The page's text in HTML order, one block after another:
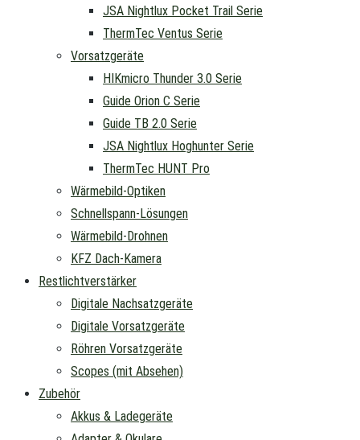
JSA Nightlux Pocket Trail Serie
ThermTec Ventus Serie
Vorsatzgeräte
HIKmicro Thunder 3.0 Serie
Guide Orion C Serie
Guide TB 2.0 Serie
JSA Nightlux Hoghunter Serie
ThermTec HUNT Pro
Wärmebild-Optiken
Schnellspann-Lösungen
Wärmebild-Drohnen
KFZ Dach-Kamera
Restlichtverstärker
Digitale Nachsatzgeräte
Digitale Vorsatzgeräte
Röhren Vorsatzgeräte
Scopes (mit Absehen)
Zubehör
Akkus & Ladegeräte